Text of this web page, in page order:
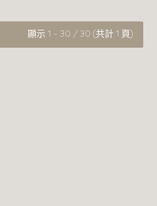
顯示 1 - 30 / 30 (共計 1 頁)